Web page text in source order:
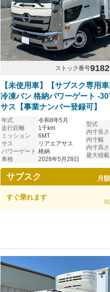
ストック番号
【未使用車】【サブスク専用
冷凍バン 格納パワーゲート -
サス【事業ナンバー登録可】
年式
令和8年5月
走行距離
1千km
ミッション
6MT
サス
リアエアサス
パワーゲート 格納
車検
2028年5月28日
型式
内寸長さ
内寸幅
内寸高さ
最大積載
サブスク 月
すぐ乗れます